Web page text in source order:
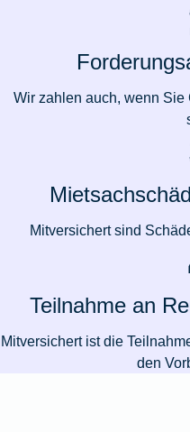
Wir zahlen auch, wenn
Mitversichert sind
Teilnahme an
Mitversichert ist die
den